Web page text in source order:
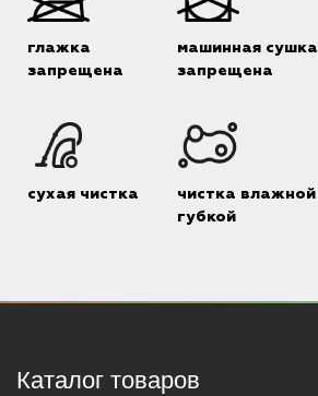
глажка
запрещена
машинная сушка
запрещена
сухая чистка
чистка влажной
губкой
Каталог товаров